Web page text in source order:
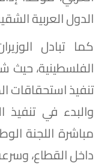
الدول العربية
كما تبادل
الفلسطينية، حيث
تنفيذ استحقاقات
والبدء في تنفيذ
مباشرة اللجنة
داخل القطاع،